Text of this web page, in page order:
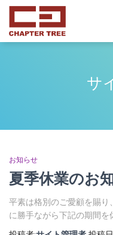
サ
お知らせ
夏季休業のお
平素は格別のご愛顧を賜
に勝手ながら下記の期間を